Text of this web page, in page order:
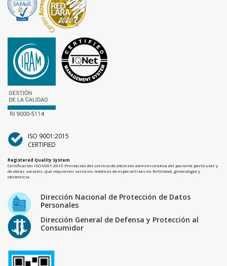
ISO 9001:2015
CERTIFIED
Registered Quality System
Certificación ISO 9001:2015 Prestación del servicio de atención administrativa del paciente particular y
de obras sociales, que requieran servicios médicos de especialistas en fertilidad, ginecología y
obstetricia.
Dirección Nacional de Protección de Datos
Personales
Dirección General de Defensa y Protección al
Consumidor